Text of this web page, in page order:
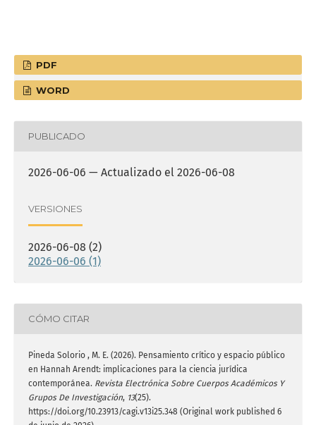
PDF
WORD
PUBLICADO
2026-06-06 — Actualizado el 2026-06-08
VERSIONES
2026-06-08 (2)
2026-06-06 (1)
CÓMO CITAR
Pineda Solorio , M. E. (2026). Pensamiento crítico y espacio público
en Hannah Arendt: implicaciones para la ciencia jurídica
contemporánea. Revista Electrónica Sobre Cuerpos Académicos Y
Grupos De Investigación, 13(25).
https://doi.org/10.23913/cagi.v13i25.348 (Original work published 6